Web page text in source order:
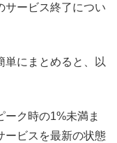
サービス終了につい
単にまとめると、以
ーク時の1%未満ま
ービスを最新の状態